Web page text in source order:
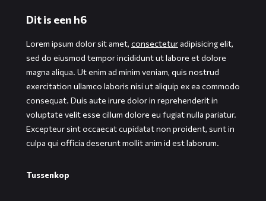
Dit is een h6
Lorem ipsum dolor sit amet, consectetur adipisicing elit,
sed do eiusmod tempor incididunt ut labore et dolore
magna aliqua. Ut enim ad minim veniam, quis nostrud
exercitation ullamco laboris nisi ut aliquip ex ea commodo
consequat. Duis aute irure dolor in reprehenderit in
voluptate velit esse cillum dolore eu fugiat nulla pariatur.
Excepteur sint occaecat cupidatat non proident, sunt in
culpa qui officia deserunt mollit anim id est laborum.
Tussenkop